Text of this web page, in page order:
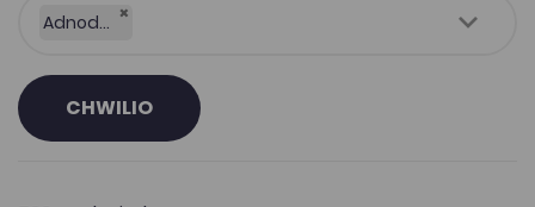
Adnodd Coleg Cymraeg ×
CHWILIO